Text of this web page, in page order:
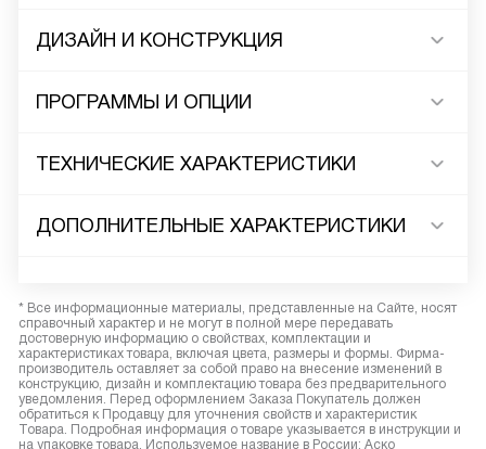
ДИЗАЙН И КОНСТРУКЦИЯ
ПРОГРАММЫ И ОПЦИИ
ТЕХНИЧЕСКИЕ ХАРАКТЕРИСТИКИ
ДОПОЛНИТЕЛЬНЫЕ ХАРАКТЕРИСТИКИ
* Все информационные материалы, представленные на Сайте, носят
справочный характер и не могут в полной мере передавать
достоверную информацию о свойствах, комплектации и
характеристиках товара, включая цвета, размеры и формы. Фирма-
производитель оставляет за собой право на внесение изменений в
конструкцию, дизайн и комплектацию товара без предварительного
уведомления. Перед оформлением Заказа Покупатель должен
обратиться к Продавцу для уточнения свойств и характеристик
Товара. Подробная информация о товаре указывается в инструкции и
на упаковке товара. Используемое название в России: Аско